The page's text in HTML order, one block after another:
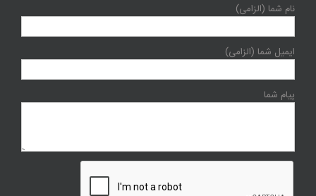
نام شما (الزامی)
ایمیل شما (الزامی)
پیام شما